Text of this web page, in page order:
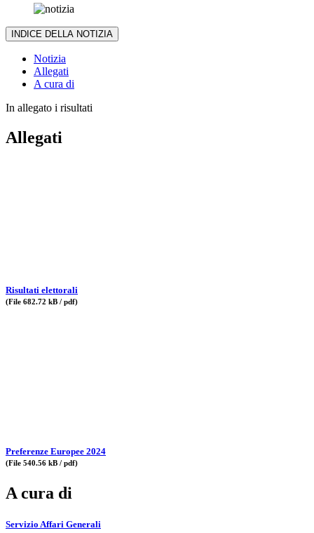
INDICE DELLA NOTIZIA
Notizia
Allegati
A cura di
In allegato i risultati
Allegati
Risultati elettorali
(File 682.72 kB / pdf)
Preferenze Europee 2024
(File 540.56 kB / pdf)
A cura di
Servizio Affari Generali